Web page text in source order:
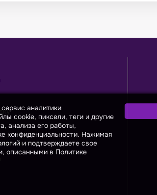
аналитики
cookie, пиксели, теги и другие
анализа его работы,
конфиденциальности. Нажимая
и подтверждаете свое
описанными в Политике